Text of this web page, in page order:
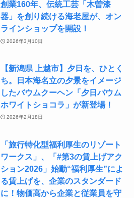
創業160年、伝統工芸「木曽漆
器」を創り続ける海老屋が、オン
ラインショップを開設！
2026年3月10日
【新潟県 上越市】夕日を、ひとく
ち。日本海名立の夕景をイメージ
したバウムクーヘン「夕日バウム
ホワイトショコラ」が新登場！
2026年2月18日
「旅行特化型福利厚生のリゾート
ワークス」、「#第3の賃上げアク
ション2026」始動“福利厚生”によ
る賃上げを、企業のスタンダード
に！物価高から企業と従業員を守